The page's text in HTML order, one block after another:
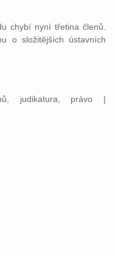
chybí nyní třetina členů.
o složitějších ústavních
judikatura, právo |